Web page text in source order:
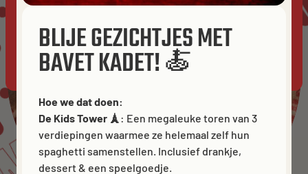
BLIJE GEZICHTJES MET
BAVET KADET! 🍝
Hoe we dat doen:
De Kids Tower 🗼 : Een megaleuke toren van 3
verdiepingen waarmee ze helemaal zelf hun
spaghetti samenstellen. Inclusief drankje,
dessert & een speelgoedje.
ACCEPT ALL
ALLOW ANALYTICS ESSENTIALS ONLY